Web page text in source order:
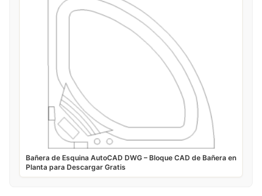
Bañera de Esquina AutoCAD DWG – Bloque CAD de Bañera en
Planta para Descargar Gratis